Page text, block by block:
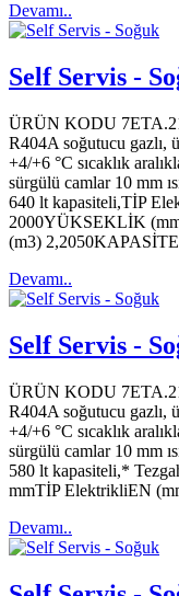
Devamı..
Self Servis -
ÜRÜN KODU
R404A soğutucu gazlı,
+4/+6 °C sıcaklık
sürgülü camlar 10 mm
640 lt kapasiteli,TİP
2000YÜKSEKLİK
(m3)
Devamı..
Self Servis -
ÜRÜN KODU
R404A soğutucu gazlı,
+4/+6 °C sıcaklık
sürgülü camlar 10 mm
580 lt kapasiteli,*
mmTİP ElektrikliEN
Devamı..